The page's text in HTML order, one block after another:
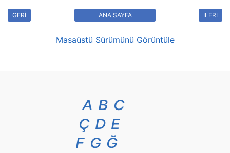
GERİ İLERİ
ANA SAYFA
Masaüstü Sürümünü Görüntüle
A B C
Ç D E
F G Ğ